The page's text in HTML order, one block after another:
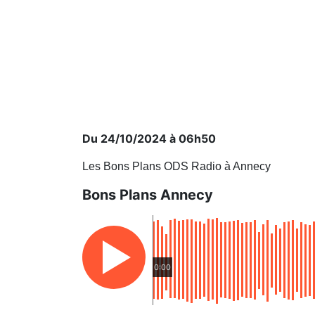
Du 24/10/2024 à 06h50
Les Bons Plans ODS Radio à Annecy
Bons Plans Annecy
0:00